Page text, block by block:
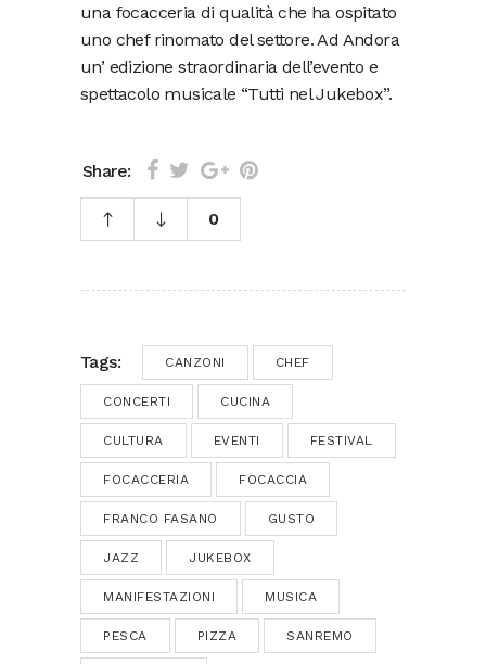
una focacceria di qualità che ha ospitato
uno chef rinomato del settore. Ad Andora
un’ edizione straordinaria dell’evento e
spettacolo musicale “Tutti nel Jukebox”.
Share:
0
Tags: CANZONI CHEF
CONCERTI CUCINA
CULTURA EVENTI FESTIVAL
FOCACCERIA FOCACCIA
FRANCO FASANO GUSTO
JAZZ JUKEBOX
MANIFESTAZIONI MUSICA
PESCA PIZZA SANREMO